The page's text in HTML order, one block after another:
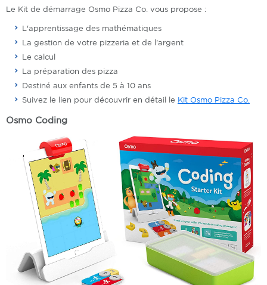
Le Kit de démarrage Osmo Pizza Co. vous propose :
L'apprentissage des mathématiques
La gestion de votre pizzeria et de l'argent
Le calcul
La préparation des pizza
Destiné aux enfants de 5 à 10 ans
Suivez le lien pour découvrir en détail le Kit Osmo Pizza Co.
Osmo Coding